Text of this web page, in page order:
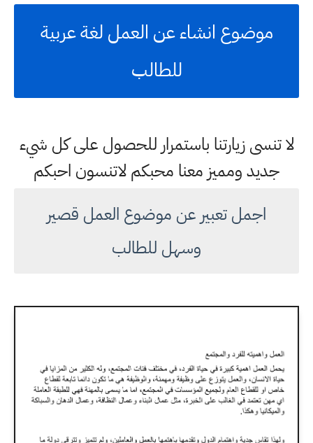
موضوع انشاء عن العمل لغة عربية
للطالب
لا تنسى زيارتنا باستمرار للحصول على كل شيء
جديد ومميز معنا محبكم لاتنسون احبكم
اجمل تعبير عن موضوع العمل قصير
وسهل للطالب